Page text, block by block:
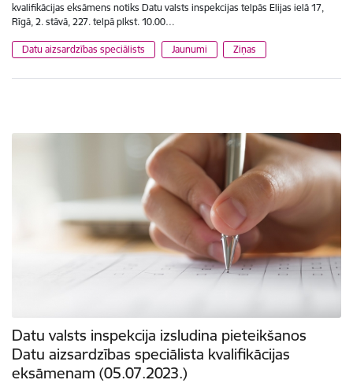
kvalifikācijas eksāmens notiks Datu valsts inspekcijas telpās Elijas ielā 17,
Rīgā, 2. stāvā, 227. telpā plkst. 10.00…
Datu aizsardzības speciālists Jaunumi Ziņas
Datu valsts inspekcija izsludina pieteikšanos
Datu aizsardzības speciālista kvalifikācijas
eksāmenam (05.07.2023.)